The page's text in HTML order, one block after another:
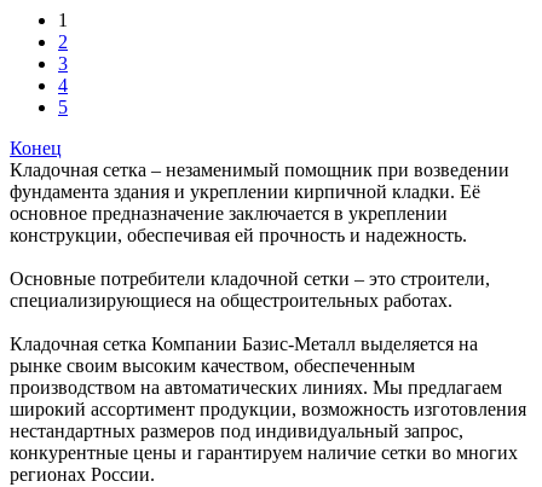
1
2
3
4
5
Конец
Кладочная сетка – незаменимый помощник при возведении
фундамента здания и укреплении кирпичной кладки. Её
основное предназначение заключается в укреплении
конструкции, обеспечивая ей прочность и надежность.
Основные потребители кладочной сетки – это строители,
специализирующиеся на общестроительных работах.
Кладочная сетка Компании Базис-Металл выделяется на
рынке своим высоким качеством, обеспеченным
производством на автоматических линиях. Мы предлагаем
широкий ассортимент продукции, возможность изготовления
нестандартных размеров под индивидуальный запрос,
конкурентные цены и гарантируем наличие сетки во многих
регионах России.